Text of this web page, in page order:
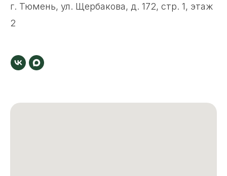
г. Тюмень, ул. Щербакова, д. 172, стр. 1, этаж
2